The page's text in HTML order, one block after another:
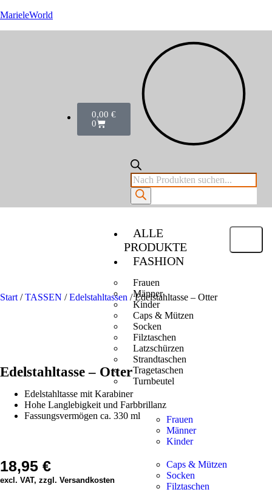
MarieleWorld
0,00 €
0
ALLE
PRODUKTE
FASHION
Frauen
Männer
Kinder
Caps & Mützen
Socken
Filztaschen
Latzschürzen
Strandtaschen
Tragetaschen
Turnbeutel
Frauen
Männer
Kinder
Caps & Mützen
Socken
Filztaschen
Start /TASSEN /Edelstahltassen / Edelstahltasse – Otter
Edelstahltasse – Otter
Edelstahltasse mit Karabiner
Hohe Langlebigkeit und Farbbrillanz
Fassungsvermögen ca. 330 ml
18,95 €
excl. VAT, zzgl. Versandkosten